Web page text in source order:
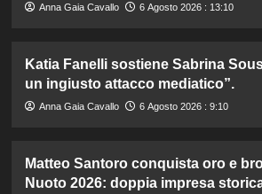
Anna Gaia Cavallo 6 Agosto 2026 : 13:10
Katia Fanelli sostiene Sabrina
un ingiusto attacco mediatico”.
Anna Gaia Cavallo 6 Agosto 2026 : 9:10
Matteo Santoro conquista oro e
Nuoto 2026: doppia impresa